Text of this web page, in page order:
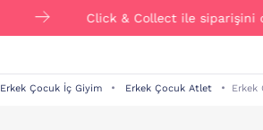
Click & Collect ile siparişini online
Erkek Çocuk İç Giyim Erkek Çocuk Atlet Erkek